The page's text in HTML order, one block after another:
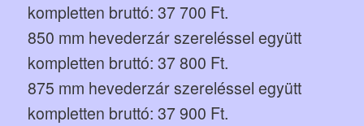
kompletten bruttó: 37 700 Ft.
850 mm hevederzár szereléssel együtt
kompletten bruttó: 37 800 Ft.
875 mm hevederzár szereléssel együtt
kompletten bruttó: 37 900 Ft.